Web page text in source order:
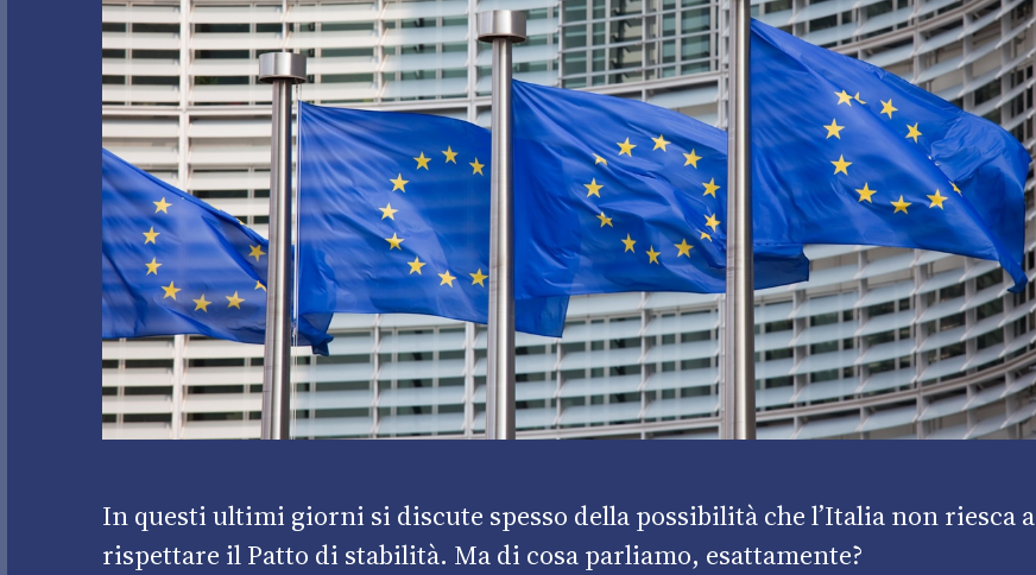
In questi ultimi giorni si discute spesso della possibilità che l’Italia non riesca a
rispettare il Patto di stabilità. Ma di cosa parliamo, esattamente?